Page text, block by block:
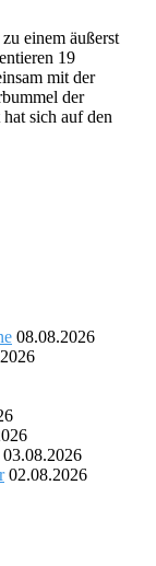
einem äußerst
19
mit der
der
sich auf den
08.08.2026
03.08.2026
02.08.2026